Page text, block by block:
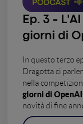
Ep. 3 -
giorni di
In questo terzo
Dragotta ci
nella
giorni di OpenAI
novità di fine